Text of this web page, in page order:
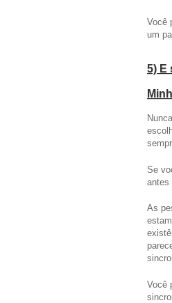
Você
um
5) E
Se
antes
As
Você